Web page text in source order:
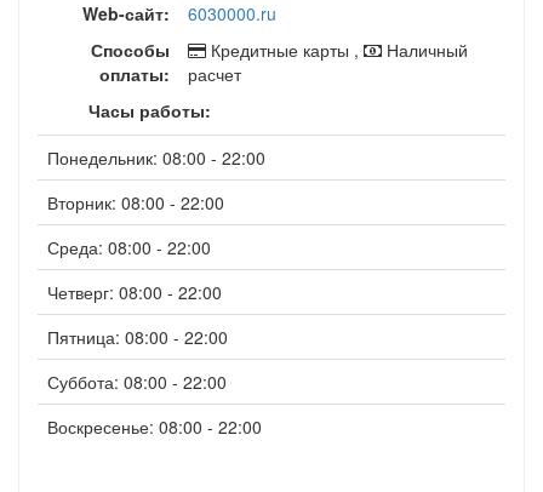
Web-сайт:
6030000.ru
Способы
оплаты:
Кредитные карты ,
Наличный
расчет
Часы работы:
Понедельник: 08:00 - 22:00
Вторник: 08:00 - 22:00
Среда: 08:00 - 22:00
Четверг: 08:00 - 22:00
Пятница: 08:00 - 22:00
Суббота: 08:00 - 22:00
Воскресенье: 08:00 - 22:00